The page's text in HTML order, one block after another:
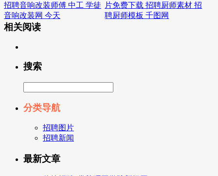
招聘音响改装师傅 中工 学徒
音响改装网 今天
片免费下载 招聘厨师素材 招
聘厨师模板 千图网
相关阅读
搜索
分类导航
招聘图片
招聘新闻
最新文章